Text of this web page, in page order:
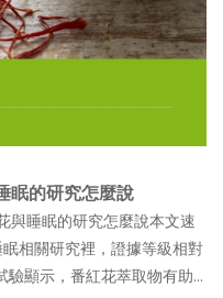
加入具有醫美話題背景之成
較感興趣。●長期作息不規
較不固定的人，通常會更
PDRN 納入日常補充產品的
更重視日常防護與保養，因
。●已有口服膠原蛋白習慣
望嘗試不同配方的人，對於
複合產品，通常也會有較高
？PDRN 多取自鮭魚 DNA，
敏等狀況，療程前應主動告
相對低相較於主要用於增加
善整體膚況與自然呈現作為
注射醫療行為，恢復情形
部位及操作方式而異。— 4.
社群平台上的療程紀錄，讓
高了麗珠蘭的討論度。不
後製影響，仍應以醫師評估
與膠原蛋白保健食品有什麼
蛋白保健食品的成分、使用
肽分子量數十萬道爾頓
吸收方式需先在消化道中分
較低，較不易溶於冷水較
的天然大分子經過酵素水
蛋白常用於膠原蛋白飲與
調「胜肽」？2010 年代後，
可維持完整形式出現在血
也讓「以胜肽形式吸收」逐
求，市場上的相關配方也隨
of Agricultural and
有足夠時間完成。Q2一個晚
90 分鐘，一晚通常經歷 4 到
，是相當穩定的個人特徵。
神狀態通常是更直接的參
很累？最常見的原因是深睡
整。就算總睡眠時數看起
際拿到的修復和整理都會打
晚上的睡眠嗎？會。生理時
光照不足，晚上該分泌的褪
測量辦公室工作者的光照
眠的研究怎麼說
與睡眠的研究怎麼說本文速
相關研究裡，證據等級相對
驗顯示，番紅花萃取物有助